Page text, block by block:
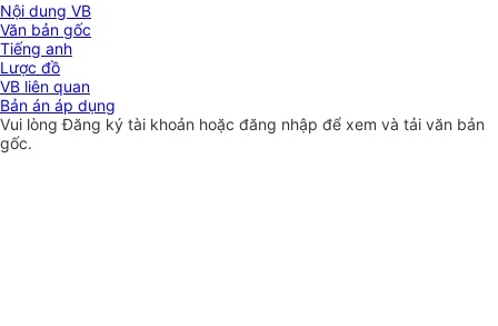
Nội dung VB
Văn bản gốc
Tiếng anh
Lược đồ
VB liên quan
Bản án áp dụng
Vui lòngĐăng ký tài khoản hoặc đăng nhập để xem và tải văn bản
gốc.